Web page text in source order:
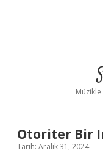
Otoriter Bir
Tarih: Aralık 31, 2024